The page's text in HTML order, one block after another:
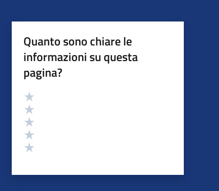
Quanto sono chiare le
informazioni su questa
pagina?
Valutazione